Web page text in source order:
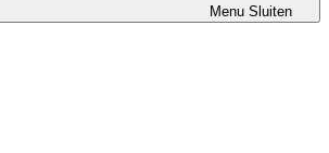
Menu Sluiten